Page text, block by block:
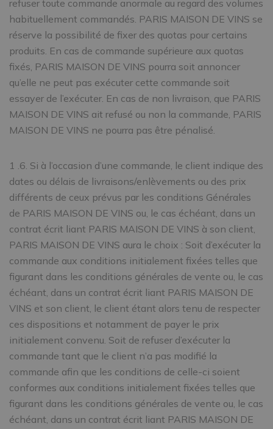
refuser toute commande anormale au regard des volumes
habituellement commandés. PARIS MAISON DE VINS se
réserve la possibilité de fixer des quotas pour certains
produits. En cas de commande supérieure aux quotas
fixés, PARIS MAISON DE VINS pourra soit annoncer
qu’elle ne peut pas exécuter cette commande soit
essayer de l’exécuter. En cas de non livraison, que PARIS
MAISON DE VINS ait refusé ou non la commande, PARIS
MAISON DE VINS ne pourra pas être pénalisé.
1 .6. Si à l’occasion d’une commande, le client indique des
dates ou délais de livraisons/enlèvements ou des prix
différents de ceux prévus par les conditions Générales
de PARIS MAISON DE VINS ou, le cas échéant, dans un
contrat écrit liant PARIS MAISON DE VINS à son client,
PARIS MAISON DE VINS aura le choix : Soit d’exécuter la
commande aux conditions initialement fixées telles que
figurant dans les conditions générales de vente ou, le cas
échéant, dans un contrat écrit liant PARIS MAISON DE
VINS et son client, le client étant alors tenu de respecter
ces dispositions et notamment de payer le prix
initialement convenu. Soit de refuser d’exécuter la
commande tant que le client n’a pas modifié la
commande afin que les conditions de celle-ci soient
conformes aux conditions initialement fixées telles que
figurant dans les conditions générales de vente ou, le cas
échéant, dans un contrat écrit liant PARIS MAISON DE